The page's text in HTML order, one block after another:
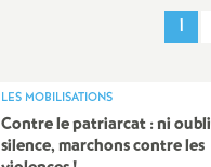
1
LES MOBILISATIONS
Contre le patriarcat : ni
silence, marchons contre les